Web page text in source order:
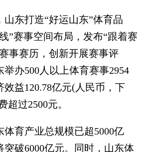
东打造“好运山东”体育品
”赛事空间布局，发布“跟着赛
事赛历，创新开展赛事评
举办500人以上体育赛事2954
益120.78亿元(人民币，下
超过2500元。
育产业总规模已超5000亿
突破6000亿元。同时，山东体